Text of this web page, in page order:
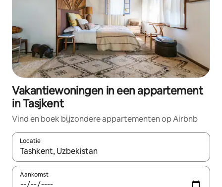
Vakantiewoningen in een appartement
in Tasjkent
Vind en boek bijzondere appartementen op Airbnb
Locatie
Wanneer er suggesties beschikbaar zijn, maak je een keuze
Aankomst